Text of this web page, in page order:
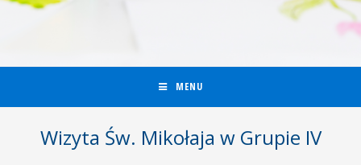
MENU
Wizyta Św. Mikołaja w Grupie IV